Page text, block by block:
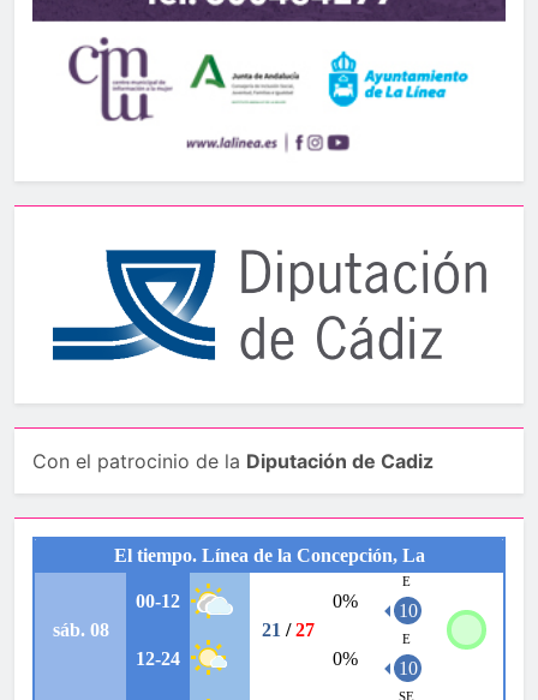
Con el patrocinio de la Diputación de Cadiz